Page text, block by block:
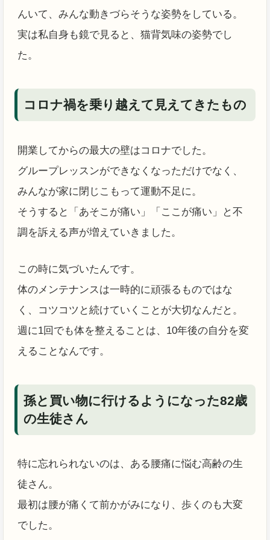
んいて、みんな動きづらそうな姿勢をしている。
実は私自身も鏡で見ると、猫背気味の姿勢でし
た。
コロナ禍を乗り越えて見えてきたもの
開業してからの最大の壁はコロナでした。
グループレッスンができなくなっただけでなく、
みんなが家に閉じこもって運動不足に。
そうすると「あそこが痛い」「ここが痛い」と不
調を訴える声が増えていきました。
この時に気づいたんです。
体のメンテナンスは一時的に頑張るものではな
く、コツコツと続けていくことが大切なんだと。
週に1回でも体を整えることは、10年後の自分を変
えることなんです。
孫と買い物に行けるようになった82歳
の生徒さん
特に忘れられないのは、ある腰痛に悩む高齢の生
徒さん。
最初は腰が痛くて前かがみになり、歩くのも大変
でした。